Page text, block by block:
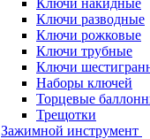
Ключи накидные
Ключи разводные
Ключи рожковые
Ключи трубные
Ключи
Наборы ключей
Торцевые
Трещотки
Зажимной инструмент